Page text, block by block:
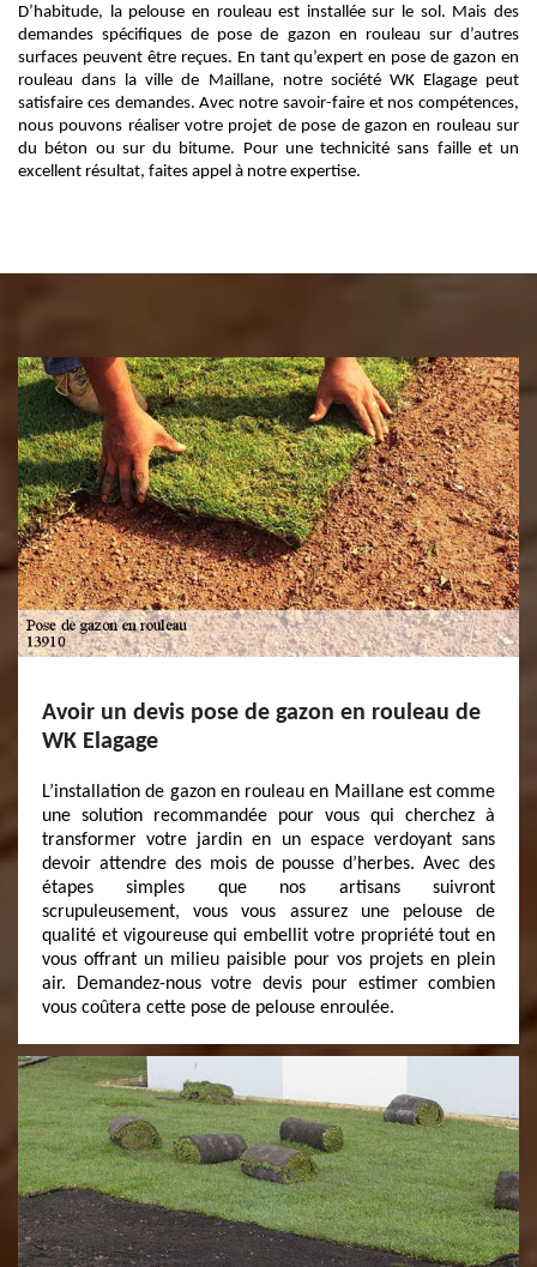
D’habitude, la pelouse en rouleau est installée sur le sol. Mais des
demandes spécifiques de pose de gazon en rouleau sur d’autres
surfaces peuvent être reçues. En tant qu’expert en pose de gazon en
rouleau dans la ville de Maillane, notre société WK Elagage peut
satisfaire ces demandes. Avec notre savoir-faire et nos compétences,
nous pouvons réaliser votre projet de pose de gazon en rouleau sur
du béton ou sur du bitume. Pour une technicité sans faille et un
excellent résultat, faites appel à notre expertise.
Avoir un devis pose de gazon en rouleau de
WK Elagage
L’installation de gazon en rouleau en Maillane est comme
une solution recommandée pour vous qui cherchez à
transformer votre jardin en un espace verdoyant sans
devoir attendre des mois de pousse d’herbes. Avec des
étapes simples que nos artisans suivront
scrupuleusement, vous vous assurez une pelouse de
qualité et vigoureuse qui embellit votre propriété tout en
vous offrant un milieu paisible pour vos projets en plein
air. Demandez-nous votre devis pour estimer combien
vous coûtera cette pose de pelouse enroulée.